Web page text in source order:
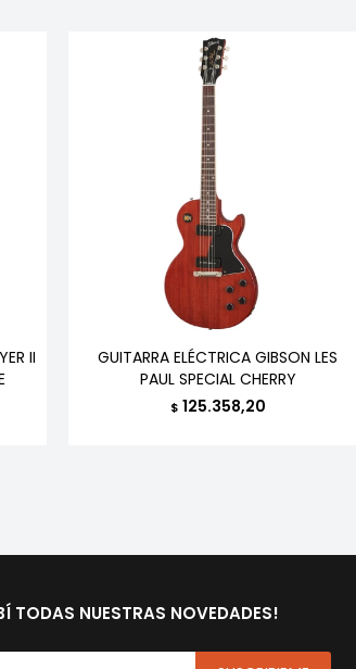
II
GUITARRA ELÉCTRICA GIBSON LES
PAUL SPECIAL CHERRY
$ 125.358,20
TODAS NUESTRAS NOVEDADES!